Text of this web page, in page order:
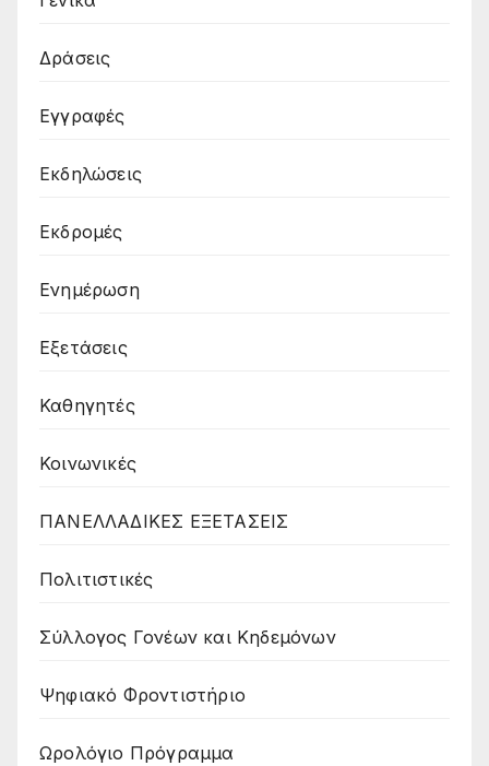
Δράσεις
Εγγραφές
Εκδηλώσεις
Εκδρομές
Ενημέρωση
Εξετάσεις
Καθηγητές
Κοινωνικές
ΠΑΝΕΛΛΑΔΙΚΕΣ ΕΞΕΤΑΣΕΙΣ
Πολιτιστικές
Σύλλογος Γονέων και Κηδεμόνων
Ψηφιακό Φροντιστήριο
Ωρολόγιο Πρόγραμμα